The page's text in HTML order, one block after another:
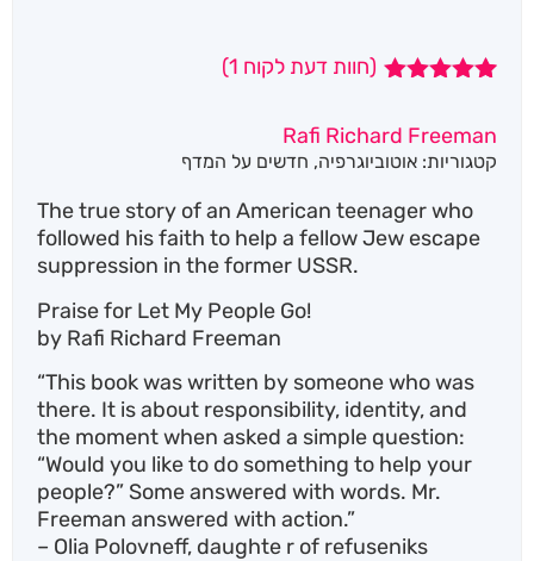
מבוסס על
דירוגים של
(חוות דעת לקוח 1
)
Rafi Richard Freeman
קטגוריות: אוטוביוגרפיה, חדשים על המדף
The true story of an American teenager who
followed his faith to help a fellow Jew escape
suppression in the former USSR.
Praise for Let My People Go!
by Rafi Richard Freeman
“This book was written by someone who was
there. It is about responsibility, identity, and
the moment when asked a simple question:
“Would you like to do something to help your
people?” Some answered with words. Mr.
Freeman answered with action.”
– Olia Polovneff, daughte r of refuseniks